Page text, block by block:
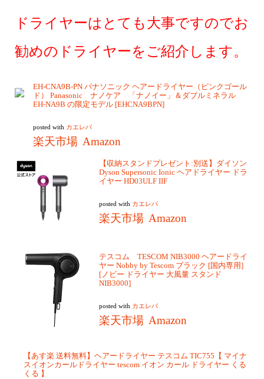
ドライヤーはとても大事ですのでお
勧めのドライヤーをご紹介します。
EH-CNA9B-PN パナソニック ヘアードライヤー（ピンクゴール
ド） Panasonic ナノケア 「ナノイー」＆ダブルミネラル
EH-NA9B の限定モデル [EHCNA9BPN]
posted with カエレバ
楽天市場 Amazon
【収納スタンドプレゼント:別送】ダイソン
Dyson Supersonic Ionic ヘアドライヤー ドラ
イヤー HD03ULF IIF
posted with カエレバ
楽天市場 Amazon
テスコム TESCOM NIB3000 ヘアードライ
ヤー Nobby by Tescom ブラック [国内専用]
[ノビー ドライヤー 大風量 スタンド
NIB3000]
posted with カエレバ
楽天市場 Amazon
【あす楽 送料無料】ヘアードライヤー テスコム TIC755【 マイナ
スイオンカールドライヤー tescom イオン カール ドライヤー くる
くる 】